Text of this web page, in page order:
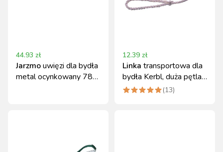
44.93 zł
Jarzmouwięzi dla bydła
metal ocynkowany 78
12.39 zł
Linka transportowa dla
bydła Kerbl, duża pętla,
320 cm x 12 mm
(13)